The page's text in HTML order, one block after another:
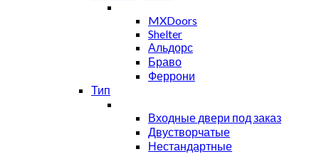
MXDoors
Shelter
Альдорс
Браво
Феррони
Тип
Входные двери под заказ
Двустворчатые
Нестандартные